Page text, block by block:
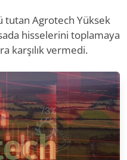
tutan Agrotech Yüksek
hisselerini toplamaya
karşılık vermedi.